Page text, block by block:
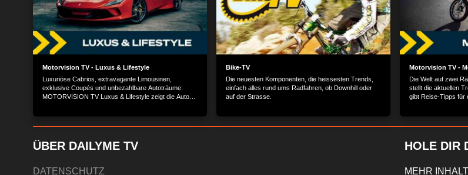
Motorvision TV - Luxus & Lifestyle
Luxuriöse Cabrios, extravagante Limousinen,
exklusive Coupés und unbezahlbare Autoträume:
MOTORVISION TV Luxus & Lifestyle zeigt die Autos
Bike-TV
Die neuesten Komponenten, die heissesten Trends,
einfach alles rund ums Radfahren, ob Downhill oder
auf der Strasse.
Motorvision TV -
Die Welt auf zwei
stellt die aktuellen
gibt Reise-Tipps für
ÜBER DAILYME TV
DATENSCHUTZ
HOLE DIR
MEHR